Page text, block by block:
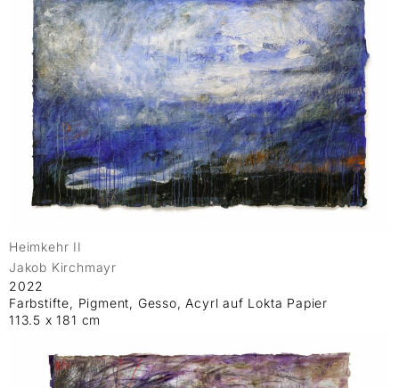
Heimkehr II
Jakob Kirchmayr
2022
Farbstifte, Pigment, Gesso, Acyrl auf Lokta Papier
113.5 x 181 cm